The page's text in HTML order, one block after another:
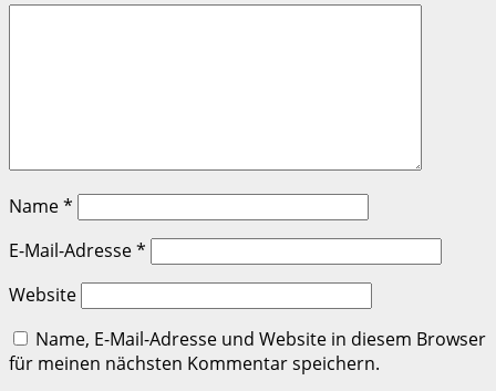
Name*
E-Mail-Adresse*
Website
Name, E-Mail-Adresse und Website in diesem Browser
für meinen nächsten Kommentar speichern.